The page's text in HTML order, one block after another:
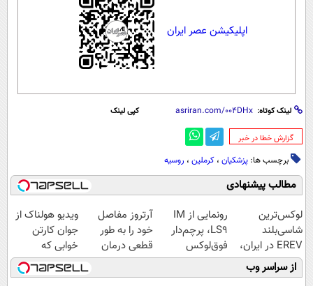
اپلیکیشن عصر ایران
لینک کوتاه: کپی لینک
‌گزارش خطا در خبر
برچسب ها: پزشکیان ، کرملین ، روسیه
مطالب پیشنهادی
لوکس‌ترین
شاسی‌بلند
EREV در ایران،
توسط نیکا موتور
رونمایی شد!
رونمایی از IM
LS9، پرچم‌دار
فوق‌لوکس
EREV وارد بازار
ایران شد
آرتروز مفاصل
خود را به طور
قطعی درمان
کنید!
◗پرسش‌نامه◖
ویدیو هولناک از
جوان کارتن
خوابی که
میلیاردر شد.
آموزش رایگان
از سراسر وب